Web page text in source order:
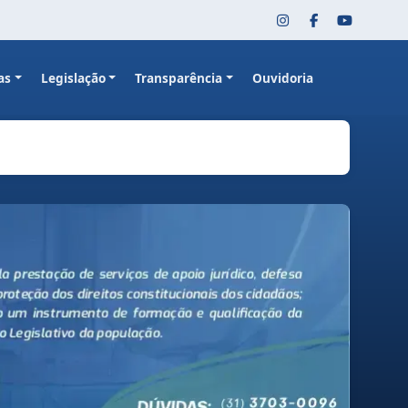
Legislação Transparência Ouvidoria